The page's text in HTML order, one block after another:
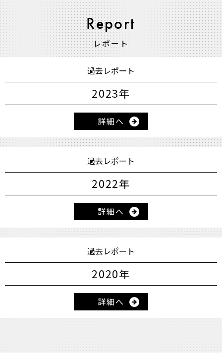
Report
レポート
過去レポート
2023年
詳細へ
過去レポート
2022年
詳細へ
過去レポート
2020年
詳細へ